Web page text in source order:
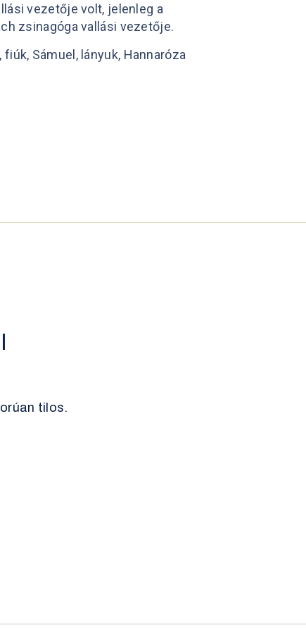
vezetője volt, jelenleg a
zsinagóga vallási vezetője.
Sámuel, lányuk, Hannaróza
tilos.